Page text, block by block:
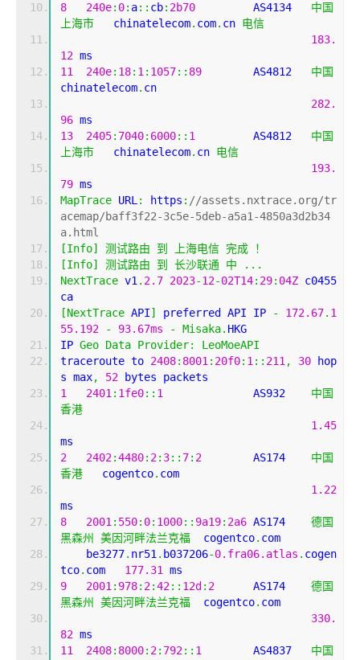
8
240e: 0: a:: cb: 2b70
         AS4134
中国
上海市
   chinatelecom
. com. cn 电信
183.
12 ms
11
240e: 18: 1: 1057:: 89
        AS4812
中国
chinatelecom. cn
282.
96 ms
13
2405: 7040: 6000:: 1
         AS4812
中国
上海市
   chinatelecom
. cn 电信
193.
79 ms
MapTrace URL: https : //assets.nxtrace.org/tr
acemap/baff3f22-3c5e-5deb-a5a1-4850a3d2b34
a.html
[Info] 测试路由 到 上海电信 完成
！
[Info] 测试路由 到 长沙联通 中
...
NextTrace v1. 2.7 2023-12-02T14: 29: 04Z c0455
ca
[NextTrace API] preferred API IP - 172.67. 1
55.192
- 93.67ms - Misaka. HKG
IP Geo Data Provider:
LeoMoeAPI
traceroute to 2408: 8001: 20f0: 1:: 211, 30 hop
s max, 52 bytes packets
1
2401: 1fe0:: 1
              AS932
中国
香港
1.45
ms
2
2402:4480: 2: 3:: 7: 2
        AS174
中国
香港
   cogentco
. com
1.22
ms
8
2001: 550: 0: 1000:: 9a19: 2a6 AS174 德国
黑森州
美因河畔法兰克福
  cogentco
. com
    be3277
. nr51. b037206-0.fra06.atlas . cogen
tco. com 177.31 ms
9
2001: 978: 2:42:: 12d : 2
      AS174
德国
黑森州
美因河畔法兰克福
  cogentco
. com
330.
82 ms
11
2408: 8000: 2: 792:: 1
        AS4837
中国